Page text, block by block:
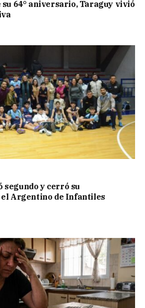
su 64° aniversario, Taraguy vivió
segundo y cerró su
Argentino de Infantiles